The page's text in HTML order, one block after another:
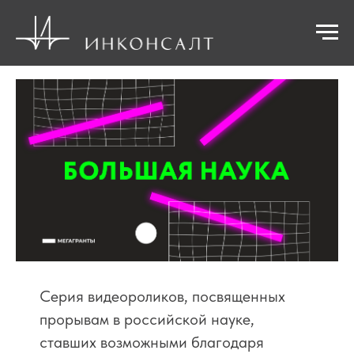
Серия видеороликов, посвященных
прорывам в российской науке,
ставших возможными благодаря